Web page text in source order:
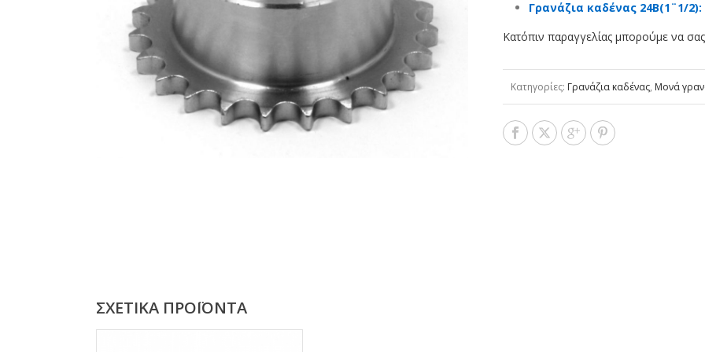
Γρανάζια καδένας 24Β(1¨1/2):
Κατόπιν παραγγελίας μπορούμε να
Κατηγορίες: Γρανάζια καδένας, Μονά
ΣΧΕΤΙΚΆ ΠΡΟΪΌΝΤΑ